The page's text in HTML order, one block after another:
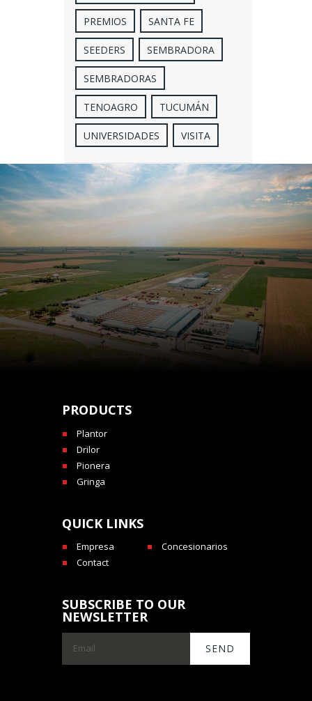
PREMIOS SANTA FE
SEEDERS SEMBRADORA
SEMBRADORAS
TENOAGRO TUCUMÁN
UNIVERSIDADES VISITA
PRODUCTS
Plantor
Drilor
Pionera
Gringa
QUICK LINKS
Empresa
Concesionarios
Contact
SUBSCRIBE TO OUR
NEWSLETTER